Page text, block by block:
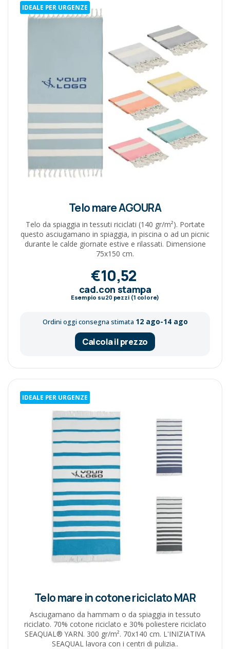
IDEALE PER URGENZE
Telo mare AGOURA
Telo da spiaggia in tessuti riciclati (140 gr/m²). Portate
questo asciugamano in spiaggia, in piscina o ad un picnic
durante le calde giornate estive e rilassati. Dimensione
75x150 cm.
€10,52
cad.con stampa
Esempio su20pezzi (1 colore)
Ordini oggi consegna stimata 12 ago-14 ago
Calcola il prezzo
IDEALE PER URGENZE
Telo mare in cotone riciclato MAR
Asciugamano da hammam o da spiaggia in tessuto
riciclato. 70% cotone riciclato e 30% poliestere riciclato
SEAQUAL® YARN. 300 gr/m². 70x140 cm. L'INIZIATIVA
SEAQUAL lavora con i centri di pulizia..